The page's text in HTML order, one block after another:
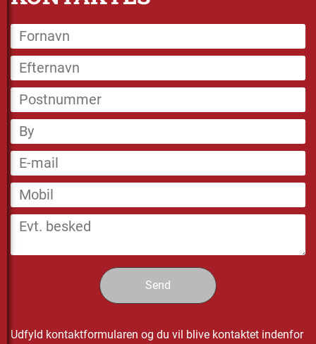
Udfyld kontaktformularen og du vil blive kontaktet indenfor